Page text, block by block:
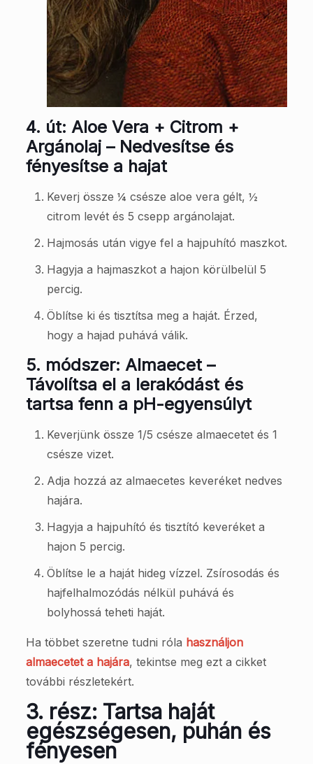
4. út: Aloe Vera + Citrom +
Argánolaj – Nedvesítse és
fényesítse a hajat
Keverj össze ¼ csésze aloe vera gélt, ½
citrom levét és 5 csepp argánolajat.
Hajmosás után vigye fel a hajpuhító maszkot.
Hagyja a hajmaszkot a hajon körülbelül 5
percig.
Öblítse ki és tisztítsa meg a haját. Érzed,
hogy a hajad puhává válik.
5. módszer: Almaecet –
Távolítsa el a lerakódást és
tartsa fenn a pH-egyensúlyt
Keverjünk össze 1/5 csésze almaecetet és 1
csésze vizet.
Adja hozzá az almaecetes keveréket nedves
hajára.
Hagyja a hajpuhító és tisztító keveréket a
hajon 5 percig.
Öblítse le a haját hideg vízzel. Zsírosodás és
hajfelhalmozódás nélkül puhává és
bolyhossá teheti haját.
Ha többet szeretne tudni róla használjon
almaecetet a hajára, tekintse meg ezt a cikket
további részletekért.
3. rész: Tartsa haját
egészségesen, puhán és
fényesen